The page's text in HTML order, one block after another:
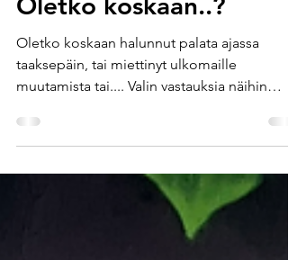
2.2.2025
4 min käytetty lukemiseen
Oletko koskaan..?
Oletko koskaan halunnut palata ajassa
muutamista tai.... Valin vastauksia näihin
kysymyksiin.